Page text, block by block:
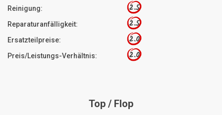
Reinigung: 2.5
Reparaturanfälligkeit: 2.5
Ersatzteilpreise: 2.0
Preis/Leistungs-Verhältnis: 2.0
Top / Flop